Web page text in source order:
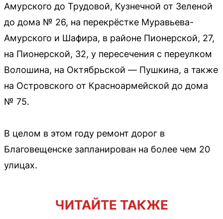
Амурского до Трудовой, Кузнечной от Зеленой
до дома № 26, на перекрёстке Муравьева-
Амурского и Шафира, в районе Пионерской, 27,
на Пионерской, 32, у пересечения с переулком
Волошина, на Октябрьской — Пушкина, а также
на Островского от Красноармейской до дома
№ 75.
В целом в этом году ремонт дорог в
Благовещенске запланирован на более чем 20
улицах.
ЧИТАЙТЕ ТАКЖЕ